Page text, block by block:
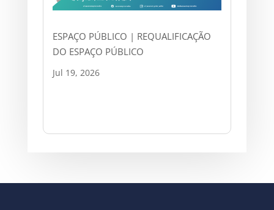
ESPAÇO PÚBLICO | REQUALIFICAÇÃO
DO ESPAÇO PÚBLICO
Jul 19, 2026